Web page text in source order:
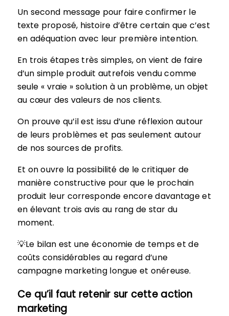
Un second message pour faire confirmer le
texte proposé, histoire d’être certain que c’est
en adéquation avec leur première intention.
En trois étapes très simples, on vient de faire
d’un simple produit autrefois vendu comme
seule « vraie » solution à un problème, un objet
au cœur des valeurs de nos clients.
On prouve qu’il est issu d’une réflexion autour
de leurs problèmes et pas seulement autour
de nos sources de profits.
Et on ouvre la possibilité de le critiquer de
manière constructive pour que le prochain
produit leur corresponde encore davantage et
en élevant trois avis au rang de star du
moment.
💡Le bilan est une économie de temps et de
coûts considérables au regard d’une
campagne marketing longue et onéreuse.
Ce qu’il faut retenir sur cette action
marketing